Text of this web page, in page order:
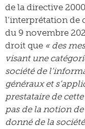
de la directive
l’interprétation de
du 9 novembre
droit que « des
visant une
société de
généraux et
prestataire de
pas de la notion
donné de la